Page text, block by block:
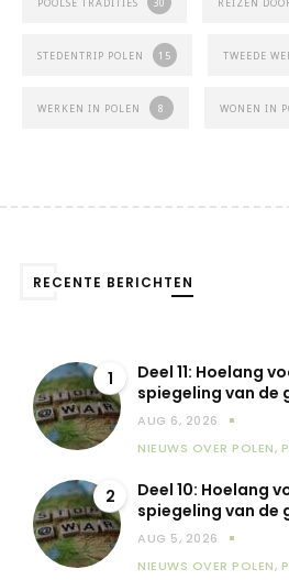
STEDENTRIP POLEN 15 TWEEDE
WERKEN IN POLEN 8 WONEN IN
RECENTE BERICHTEN
1
Deel 11: Hoelang
spiegeling van de
AUG 6, 2026
NIEUWS OVER POLEN,
2
Deel 10: Hoelang
spiegeling van de
AUG 5, 2026
NIEUWS OVER POLEN,